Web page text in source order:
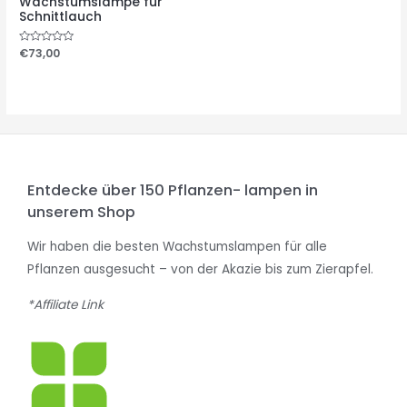
Schnittlauch
Bewertet
€73,00
Entdecke über 150 Pflanzen- lampen in
unserem Shop
Wir haben die besten Wachstumslampen für alle
Pflanzen ausgesucht – von der Akazie bis zum Zierapfel.
*Affiliate Link